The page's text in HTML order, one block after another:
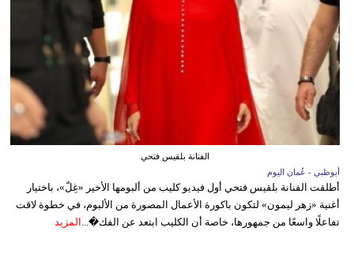
الفنانة بلقيس فتحي
أبوظبي - عُمان اليوم
أطلقت الفنانة بلقيس فتحي أول فيديو كليب من ألبومها الأخير «غِلّ»، باختيار
أغنية «زهر ليمون» لتكون باكورة الأعمال المصورة من الألبوم، في خطوة لاقت
تفاعلًا واسعًا من جمهورها، خاصة أن الكليب ابتعد عن الفك�... المزيد